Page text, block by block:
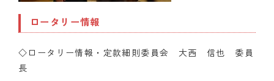
ロータリー情報
◇ロータリー情報・定款細則委員会 大西 信也 委員
長